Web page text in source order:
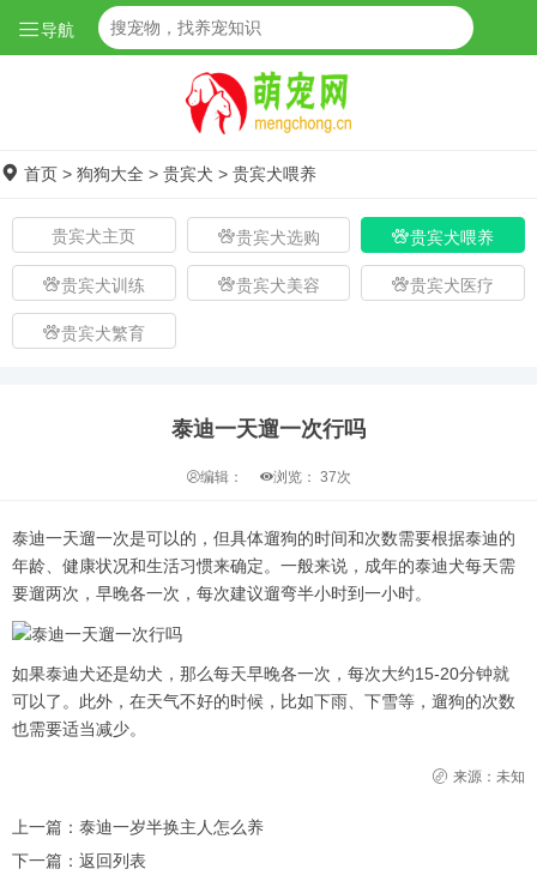
导航
首页 > 狗狗大全 > 贵宾犬 > 贵宾犬喂养
贵宾犬主页 贵宾犬选购 贵宾犬喂养
贵宾犬训练 贵宾犬美容 贵宾犬医疗
贵宾犬繁育
泰迪一天遛一次行吗
编辑： 浏览： 37次
泰迪一天遛一次是可以的，但具体遛狗的时间和次数需要根据泰迪的
年龄、健康状况和生活习惯来确定。一般来说，成年的泰迪犬每天需
要遛两次，早晚各一次，每次建议遛弯半小时到一小时。
如果泰迪犬还是幼犬，那么每天早晚各一次，每次大约15-20分钟就
可以了。此外，在天气不好的时候，比如下雨、下雪等，遛狗的次数
也需要适当减少。
来源：未知
上一篇： 泰迪一岁半换主人怎么养
下一篇： 返回列表